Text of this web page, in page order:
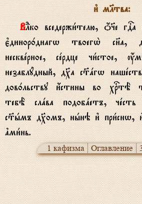
и3 мlтва:
ВLко вседержи1телю, џ§е гDа нaшегw ї}са хrтA,
є3динор0днагw твоегw2
несквeрное, сeрдце чи1стое,
незаблyдный, д¦а с™aгw
дов0льству и4стины во хrтЁ
тебЁ слaва подобaетъ, чeсть
с™hмъ д¦омъ, нhнэ и3 при1снw,
ґми1нь.
1 кафизма Оглавление